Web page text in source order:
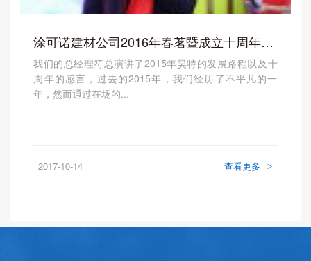
涂可诺建材公司2016年春茗暨成立十周年晚会完美
我们的总经理符总演讲了2015年昊特的发展路程以及十
周年的感言，过去的2015年，我们经历了不平凡的一
年，然而通过在场的...
2017-10-14 查看更多 >